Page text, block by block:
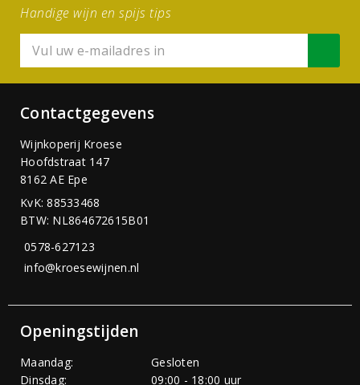
Handige wijn en spijs tips
Contactgegevens
Wijnkoperij Kroese
Hoofdstraat 147
8162 AE Epe
KvK: 88533468
BTW: NL864672615B01
0578-627123
info@kroesewijnen.nl
Openingstijden
Maandag:
Gesloten
Dinsdag:
09:00 - 18:00 uur